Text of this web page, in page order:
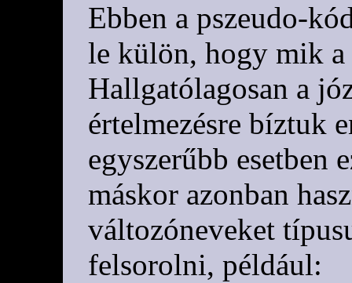
Ebben a pszeudo-
le külön, hogy mik
Hallgatólagosan a
értelmezésre bíztuk
egyszerűbb esetben
máskor azonban
változóneveket
felsorolni, például: